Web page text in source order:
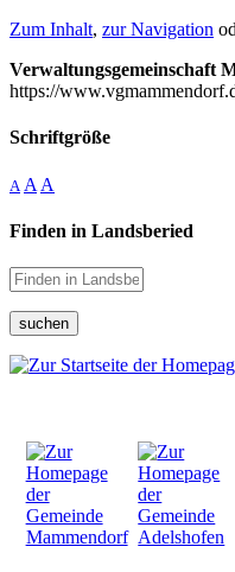
Zum Inhalt, zur Navigation
Verwaltungsgemeinschaft
https://
Schriftgröße
A A A
Finden in Landsberied
suchen